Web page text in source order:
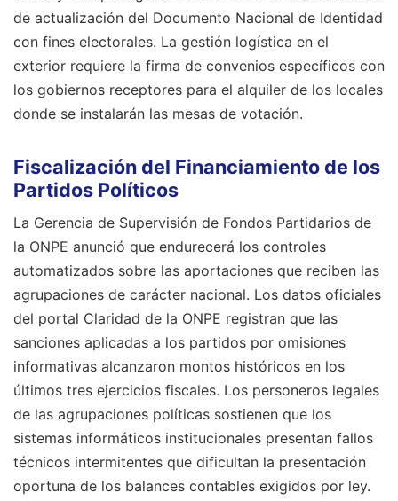
de actualización del Documento Nacional de Identidad
con fines electorales. La gestión logística en el
exterior requiere la firma de convenios específicos con
los gobiernos receptores para el alquiler de los locales
donde se instalarán las mesas de votación.
Fiscalización del Financiamiento de los
Partidos Políticos
La Gerencia de Supervisión de Fondos Partidarios de
la ONPE anunció que endurecerá los controles
automatizados sobre las aportaciones que reciben las
agrupaciones de carácter nacional. Los datos oficiales
del portal Claridad de la ONPE registran que las
sanciones aplicadas a los partidos por omisiones
informativas alcanzaron montos históricos en los
últimos tres ejercicios fiscales. Los personeros legales
de las agrupaciones políticas sostienen que los
sistemas informáticos institucionales presentan fallos
técnicos intermitentes que dificultan la presentación
oportuna de los balances contables exigidos por ley.